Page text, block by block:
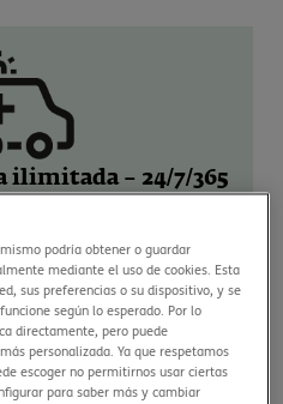
ilimitada – 24/7/365
más completa sin pagar
COVID-19.
podría obtener o guardar
mediante el uso de cookies. Esta
sus preferencias o su dispositivo, y se
según lo esperado. Por lo
directamente, pero puede
personalizada. Ya que respetamos
escoger no permitirnos usar ciertas
para saber más y cambiar